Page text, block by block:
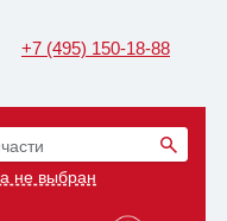
+7 (495) 150-18-88
не выбран